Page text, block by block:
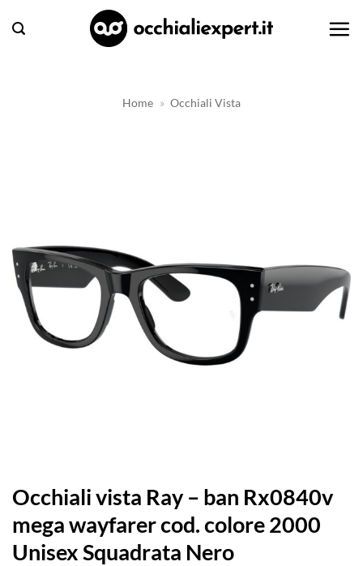
Home » Occhiali Vista
Occhiali vista Ray – ban Rx0840v
mega wayfarer cod. colore 2000
Unisex Squadrata Nero